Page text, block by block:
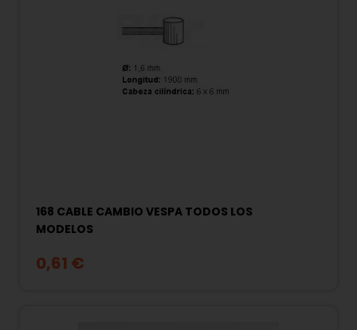
168 CABLE CAMBIO VESPA TODOS LOS
MODELOS
0,61 €